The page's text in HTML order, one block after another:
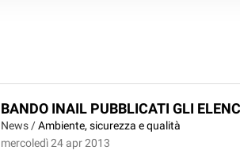
BANDO INAIL PUBBLICATI GLI
News /Ambiente, sicurezza e qualità
mercoledì 24 apr 2013